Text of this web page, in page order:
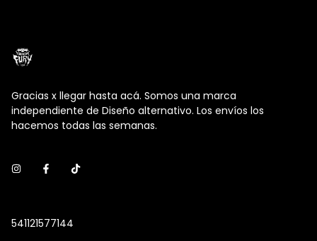
Gracias x llegar hasta acá. Somos una marca
independiente de Diseño alternativo. Los envíos los
hacemos todas las semanas.
541121577144